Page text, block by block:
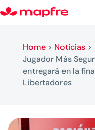
Home> Noticias>
Jugador Más
entregará en la
Libertadores